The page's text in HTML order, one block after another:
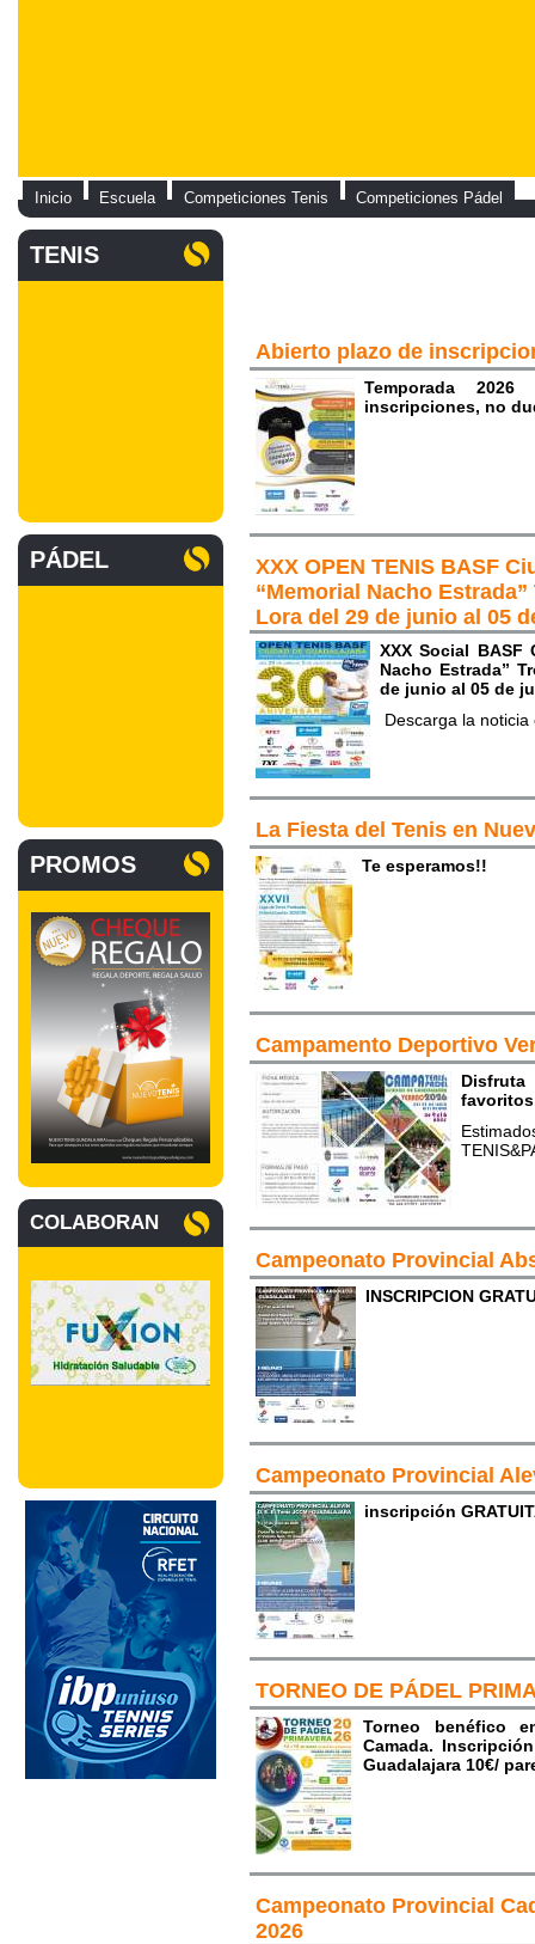
Inicio Escuela Competiciones Tenis Competiciones Pádel
TENIS
PÁDEL
PROMOS
COLABORAN
Abierto plazo de
Temporada
inscripciones, no
XXX OPEN TENIS BASF
“Memorial Nacho
Lora del 29 de junio al 05
XXX Social BASF
Nacho Estrada”
de junio al 05 de
Descarga la noticia
La Fiesta del Tenis en
Te esperamos!!
Campamento Deportivo
Campeonato Provincial
INSCRIPCION
Campeonato Provincial
inscripción
TORNEO DE PÁDEL
Torneo benéfico
Camada.
Guadalajara 10€/
Campeonato Provincial
2026